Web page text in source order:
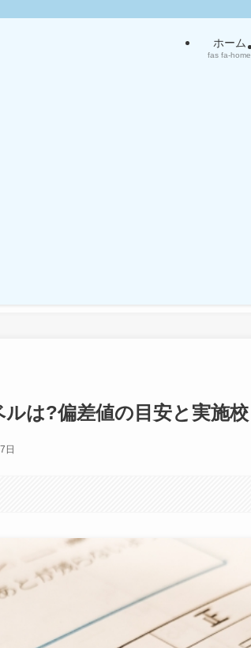
ホーム
fas fa-home
は?偏差値の目安と実施校
日